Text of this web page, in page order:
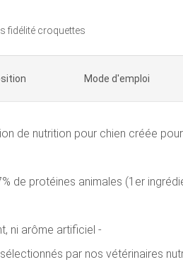
fidélité croquettes
Mode d'emploi
de nutrition pour chien créée
de protéines animales (1er
ni arôme artificiel -
par nos vétérinaires